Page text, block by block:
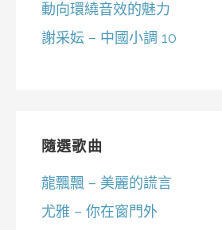
動向環繞音效的魅力
謝采妘 – 中國小調 10
隨選歌曲
龍飄飄 – 美麗的謊言
尤雅 – 你在窗門外